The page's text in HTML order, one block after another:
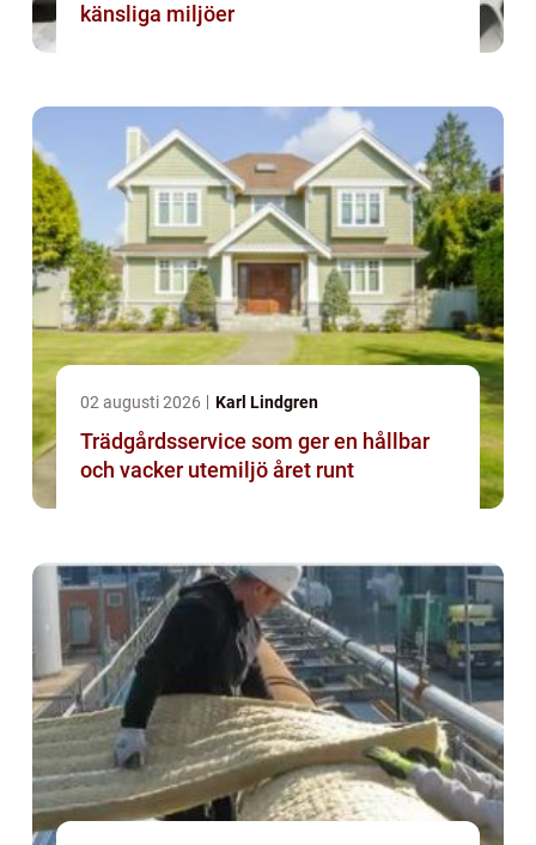
känsliga miljöer
02 augusti 2026 Karl Lindgren
Trädgårdsservice som ger en hållbar
och vacker utemiljö året runt